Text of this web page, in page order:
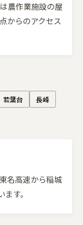
農作業施設の屋
からのアクセス
若葉台
長峰
名高速から稲城
す。